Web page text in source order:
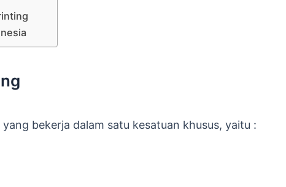
bekerja dalam satu kesatuan khusus, yaitu :